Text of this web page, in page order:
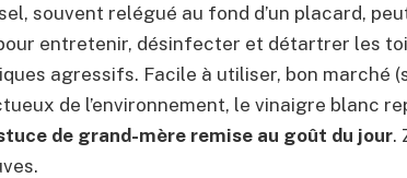
souvent relégué au fond d’un placard,
entretenir, désinfecter et détartrer les
agressifs. Facile à utiliser, bon marché
de l’environnement, le vinaigre blanc
de grand-mère remise au goût du jour.